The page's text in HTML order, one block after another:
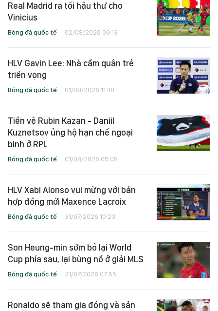
Real Madrid ra tối hậu thư cho
Vinicius
Bóng đá quốc tế 02/08/2026 09:13
HLV Gavin Lee: Nhà cầm quân trẻ
triển vọng
Bóng đá quốc tế 01/08/2026 11:48
Tiền vệ Rubin Kazan - Daniil
Kuznetsov ủng hộ hạn chế ngoại
binh ở RPL
Bóng đá quốc tế 01/08/2026 05:08
HLV Xabi Alonso vui mừng với bản
hợp đồng mới Maxence Lacroix
Bóng đá quốc tế 31/07/2026 10:23
Son Heung-min sớm bỏ lại World
Cup phía sau, lại bùng nổ ở giải MLS
Bóng đá quốc tế 31/07/2026 07:55
Ronaldo sẽ tham gia đóng và sản